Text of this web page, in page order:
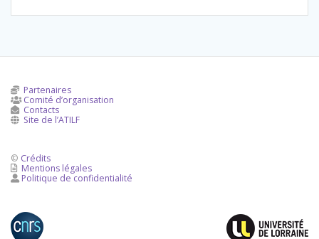
Partenaires
 Comité d’organisation
 Contacts
 Site de l’ATILF
© Crédits
 Mentions légales
 Politique de confidentialité